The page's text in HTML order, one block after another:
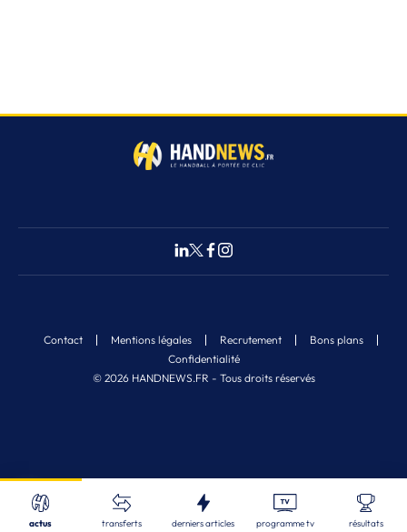
Recherche
Fermer
© 2026 HANDNEWS.FR - Tous droits réservés
Contact Mentions légales Recrutement
Bons plans
Confidentialité
actus transferts derniers articles programme tv résultats
Nos derniers articles
5